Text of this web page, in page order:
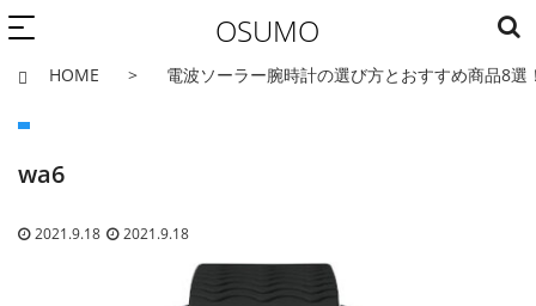
OSUMO
HOME 電波ソーラー腕時計の選び方とおすすめ商品8
wa6
2021.9.18 2021.9.18